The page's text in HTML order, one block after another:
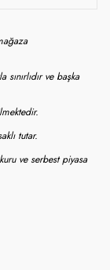
ve başka
tutar.
ve serbest piyasa